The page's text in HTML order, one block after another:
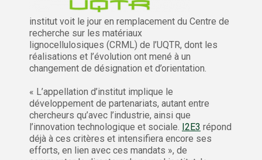
institut voit le jour en remplacement du Centre de
recherche sur les matériaux
lignocellulosiques (CRML) de l’UQTR, dont les
réalisations et l’évolution ont mené à un
changement de désignation et d’orientation.
« L’appellation d’institut implique le
développement de partenariats, autant entre
chercheurs qu’avec l’industrie, ainsi que
l’innovation technologique et sociale. I2E3 répond
déjà à ces critères et intensifiera encore ses
efforts, en lien avec ces mandats », de